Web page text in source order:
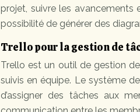
projet, suivre les avancements
possibilité de générer des
Trello pour la gestion de
Trello est un outil de gestion
suivis en équipe. Le système
d’assigner des tâches aux